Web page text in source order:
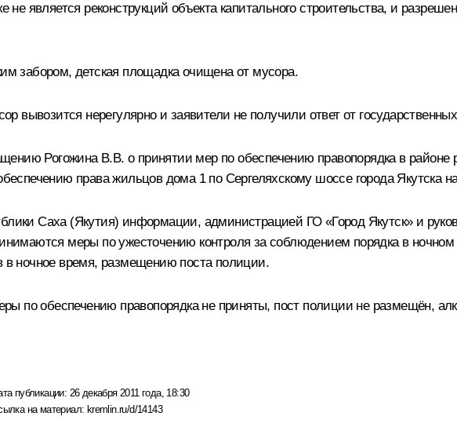
является реконструкций объекта капитального строительства, и
забором, детская площадка очищена от мусора.
вывозится нерегулярно и заявители не получили ответ от
Рогожина В.В. о принятии мер по обеспечению правопорядка в районе
права жильцов дома 1 по Сергеляхскому шоссе города Якутска
Саха (Якутия) информации, администрацией ГО «Город Якутск» и
меры по ужесточению контроля за соблюдением порядка в
в ночное время, размещению поста полиции.
по обеспечению правопорядка не приняты, пост полиции не размещён,
публикации: 26 декабря 2011 года, 18:30
на материал: kremlin.ru/d/14143